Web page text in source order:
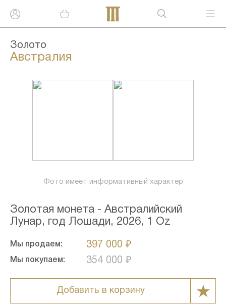
Золото
Австралия
Фото имеет информативный характер
Золотая монета - Австралийский
Лунар, год Лошади, 2026, 1 Oz
Мы продаем: 397 000 ₽
Мы покупаем: 354 000 ₽
Добавить в корзину